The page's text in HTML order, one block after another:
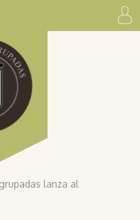
lanza al